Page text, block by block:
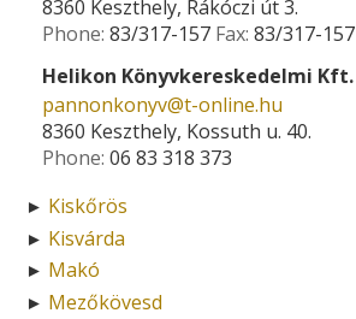
8360 Keszthely, Rákóczi út 3.
Phone: 83/317-157 Fax: 83/317-157
Helikon Könyvkereskedelmi Kft.
pannonkonyv­@­t-online.hu
8360 Keszthely, Kossuth u. 40.
Phone: 06 83 318 373
► Kiskőrös
► Kisvárda
► Makó
► Mezőkövesd